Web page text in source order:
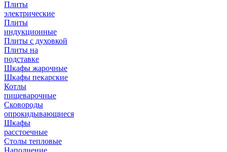
Плиты
электрические
Плиты
индукционные
Плиты с духовкой
Плиты на
подставке
Шкафы жарочные
Шкафы пекарские
Котлы
пищеварочные
Сковороды
опрокидывающиеся
Шкафы
расстоечные
Столы тепловые
Наполнение